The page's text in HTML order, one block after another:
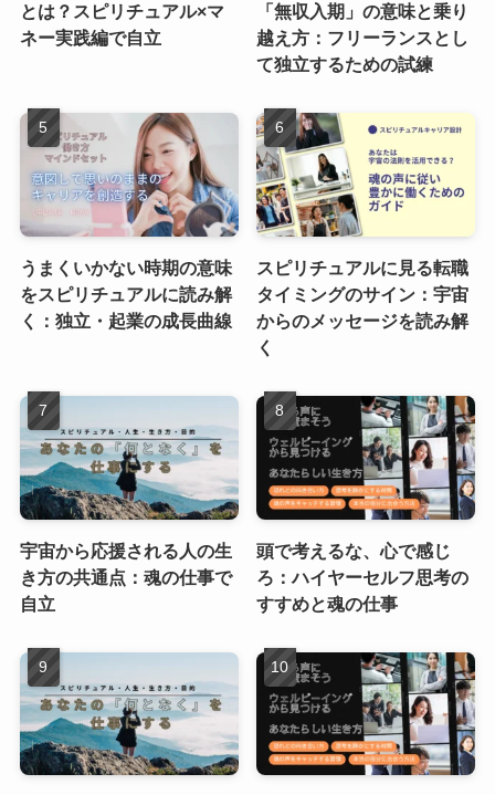
とは？スピリチュアル×マ
ネー実践編で自立
「無収入期」の意味と乗り
越え方：フリーランスとし
て独立するための試練
うまくいかない時期の意味
をスピリチュアルに読み解
く：独立・起業の成長曲線
スピリチュアルに見る転職
タイミングのサイン：宇宙
からのメッセージを読み解
く
宇宙から応援される人の生
き方の共通点：魂の仕事で
自立
頭で考えるな、心で感じ
ろ：ハイヤーセルフ思考の
すすめと魂の仕事